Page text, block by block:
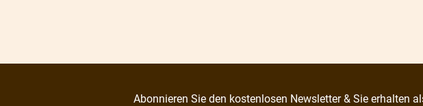
Abonnieren Sie den kostenlosen Newsletter & Sie erhalten